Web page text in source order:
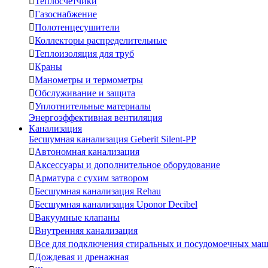
Газоснабжение
Полотенцесушители
Коллекторы распределительные
Теплоизоляция для труб
Краны
Манометры и термометры
Обслуживание и защита
Уплотнительные материалы
Энергоэффективная вентиляция
Канализация
Бесшумная канализация Geberit Silent-PP
Автономная канализация
Аксессуары и дополнительное оборудование
Арматура с сухим затвором
Бесшумная канализация Rehau
Бесшумная канализация Uponor Decibel
Вакуумные клапаны
Внутренняя канализация
Все для подключения стиральных и посудомоечных
Дождевая и дренажная